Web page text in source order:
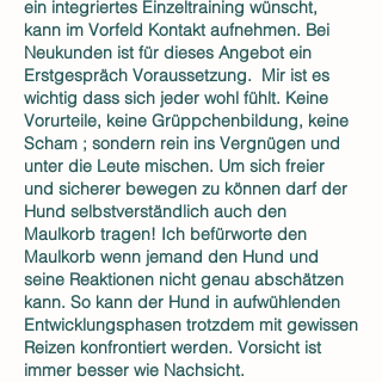
ein integriertes Einzeltraining wünscht,
kann im Vorfeld Kontakt aufnehmen. Bei
Neukunden ist für dieses Angebot ein
Erstgespräch Voraussetzung. Mir ist es
wichtig dass sich jeder wohl fühlt. Keine
Vorurteile, keine Grüppchenbildung, keine
Scham ; sondern rein ins Vergnügen und
unter die Leute mischen. Um sich freier
und sicherer bewegen zu können darf der
Hund selbstverständlich auch den
Maulkorb tragen! Ich befürworte den
Maulkorb wenn jemand den Hund und
seine Reaktionen nicht genau abschätzen
kann. So kann der Hund in aufwühlenden
Entwicklungsphasen trotzdem mit gewissen
Reizen konfrontiert werden. Vorsicht ist
immer besser wie Nachsicht.